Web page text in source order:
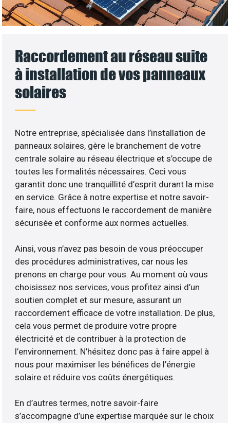
Raccordement au réseau suite
à installation de vos panneaux
solaires
Notre entreprise, spécialisée dans l’installation de
panneaux solaires, gère le branchement de votre
centrale solaire au réseau électrique et s’occupe de
toutes les formalités nécessaires. Ceci vous
garantit donc une tranquillité d’esprit durant la mise
en service. Grâce à notre expertise et notre savoir-
faire, nous effectuons le raccordement de manière
sécurisée et conforme aux normes actuelles.
Ainsi, vous n’avez pas besoin de vous préoccuper
des procédures administratives, car nous les
prenons en charge pour vous. Au moment où vous
choisissez nos services, vous profitez ainsi d’un
soutien complet et sur mesure, assurant un
raccordement efficace de votre installation. De plus,
cela vous permet de produire votre propre
électricité et de contribuer à la protection de
l’environnement. N’hésitez donc pas à faire appel à
nous pour maximiser les bénéfices de l’énergie
solaire et réduire vos coûts énergétiques.
En d’autres termes, notre savoir-faire
s’accompagne d’une expertise marquée sur le choix